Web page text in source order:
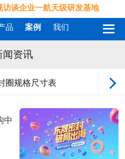
访谈企业一航天级研发基地
品 案例 我们
闻资讯
圈规格尺寸表
中